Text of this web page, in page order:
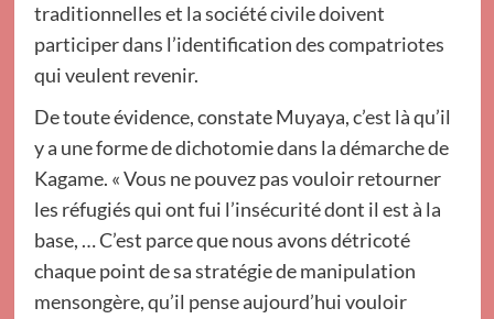
traditionnelles et la société civile doivent
participer dans l’identification des compatriotes
qui veulent revenir.
De toute évidence, constate Muyaya, c’est là qu’il
y a une forme de dichotomie dans la démarche de
Kagame. « Vous ne pouvez pas vouloir retourner
les réfugiés qui ont fui l’insécurité dont il est à la
base, … C’est parce que nous avons détricoté
chaque point de sa stratégie de manipulation
mensongère, qu’il pense aujourd’hui vouloir